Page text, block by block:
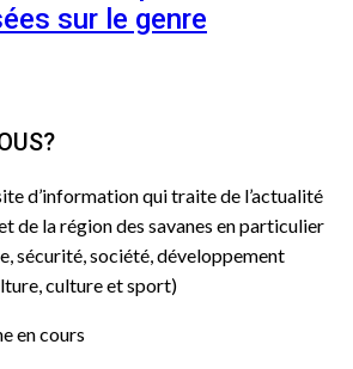
sur le genre
d’information qui traite de l’actualité
de la région des savanes en particulier
sécurité, société, développement
culture et sport)
en cours